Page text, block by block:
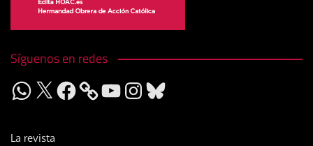
Síguenos en redes
WhatsApp
X Facebook YouTubeInstagram
Bluesky
La revista